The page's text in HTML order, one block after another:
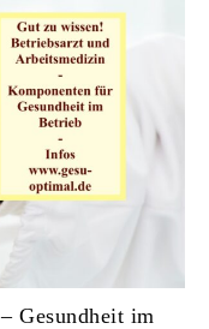
Gesundheit im